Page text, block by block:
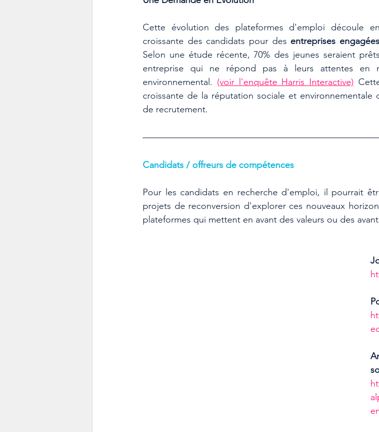
Cette évolution des plateformes d'emploi découle
croissante des candidats pour des
Selon une étude récente, 70% des jeunes seraient
entreprise qui ne répond pas à leurs attentes en
environnemental. (voir l'enquête Harris Interactive)
croissante de la réputation sociale et environnementale
de recrutement.
Candidats / offreurs de compétences
Pour les candidats en recherche d'emploi, il pourrait
projets de reconversion d'explorer ces nouveaux
plateformes qui mettent en avant des valeurs ou des